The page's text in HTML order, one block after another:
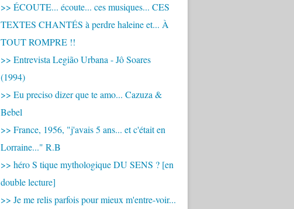
>> ÉCOUTE... écoute... ces musiques... CES
TEXTES CHANTÉS à perdre haleine et... À
TOUT ROMPRE !!
>> Entrevista Legião Urbana - Jô Soares
(1994)
>> Eu preciso dizer que te amo... Cazuza &
Bebel
>> France, 1956, "j'avais 5 ans... et c'était en
Lorraine..." R.B
>> héro S tique mythologique DU SENS ? [en
double lecture]
>> Je me relis parfois pour mieux m'entre-voir...